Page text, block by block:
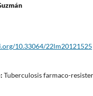
10.33064/22lm20121525
Tuberculosis farmaco-